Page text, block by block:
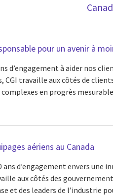
pour un avenir à
d’engagement à aider nos
CGI travaille aux côtés de
en progrès
aériens au Canada
ans d’engagement envers une
aux côtés des
et des leaders de l’industrie